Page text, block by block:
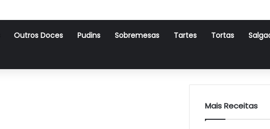
Outros Doces Pudins Sobremesas Tartes Tortas
Mais Receitas